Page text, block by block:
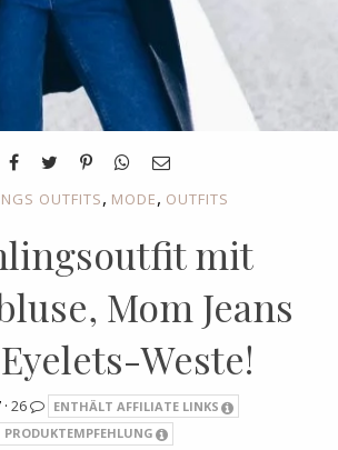
OUTFITS, MODE, OUTFITS
mit
Mom Jeans
Weste!
26
ENTHÄLT AFFILIATE LINKS
PRODUKTEMPFEHLUNG